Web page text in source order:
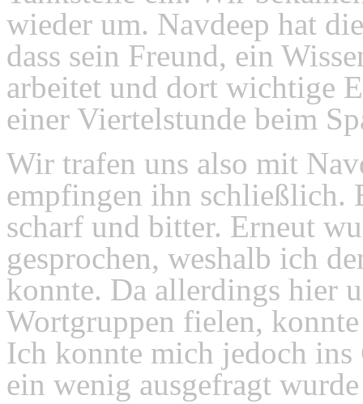
wieder um. Navdeep hat
dass sein Freund, ein
arbeitet und dort wichtige
einer Viertelstunde beim
Wir trafen uns also mit
empfingen ihn schließlich.
scharf und bitter. Erneut
gesprochen, weshalb ich
konnte. Da allerdings hier
Wortgruppen fielen,
Ich konnte mich jedoch
ein wenig ausgefragt